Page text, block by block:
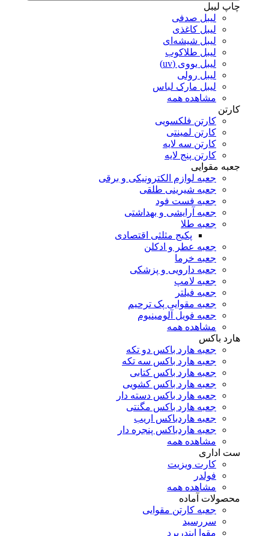
چاپ لیبل
لیبل صدفی
لیبل کاغذی
لیبل شیشه‌ای
لیبل طلاکوب
لیبل یووی (uv)
لیبل رولی
لیبل مارک لباس
مشاهده همه
کارتن
کارتن فلکسویی
کارتن لمینتی
کارتن سه لایه
کارتن پنج لایه
جعبه مقوایی
جعبه لوازم الکترونیکی و برقی
جعبه شیرینی طلقی
جعبه فست فود
جعبه آرایشی و بهداشتی
جعبه طلا
پکیج مثلثی اقتصادی
جعبه عطر و ادکلن
جعبه خرما
جعبه دارویی و پزشکی
جعبه لامپ
جعبه فیلتر
جعبه مقوایی پک ترحیم
جعبه فویل آلومینیوم
مشاهده همه
هارد باکس
جعبه هارد باکس دو تکه
جعبه هارد باکس سه تکه
جعبه هارد باکس کتابی
جعبه هارد باکس کشویی
جعبه هارد باکس دسته دار
جعبه هارد باکس مگنتی
جعبه هاردباکس اریب
جعبه هاردباکس پنجره دار
مشاهده همه
ست اداری
کارت ویزیت
فولدر
مشاهده همه
محصولات آماده
جعبه کارتن مقوایی
سررسید
مقوا ایندربرد